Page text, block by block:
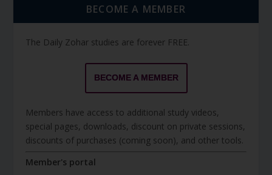
BECOME A MEMBER
The Daily Zohar studies are forever FREE.
BECOME A MEMBER
Members have access to additional study videos,
special pages, downloads, discount on private sessions,
discounts of purchases (coming soon), and other tools.
Member's portal